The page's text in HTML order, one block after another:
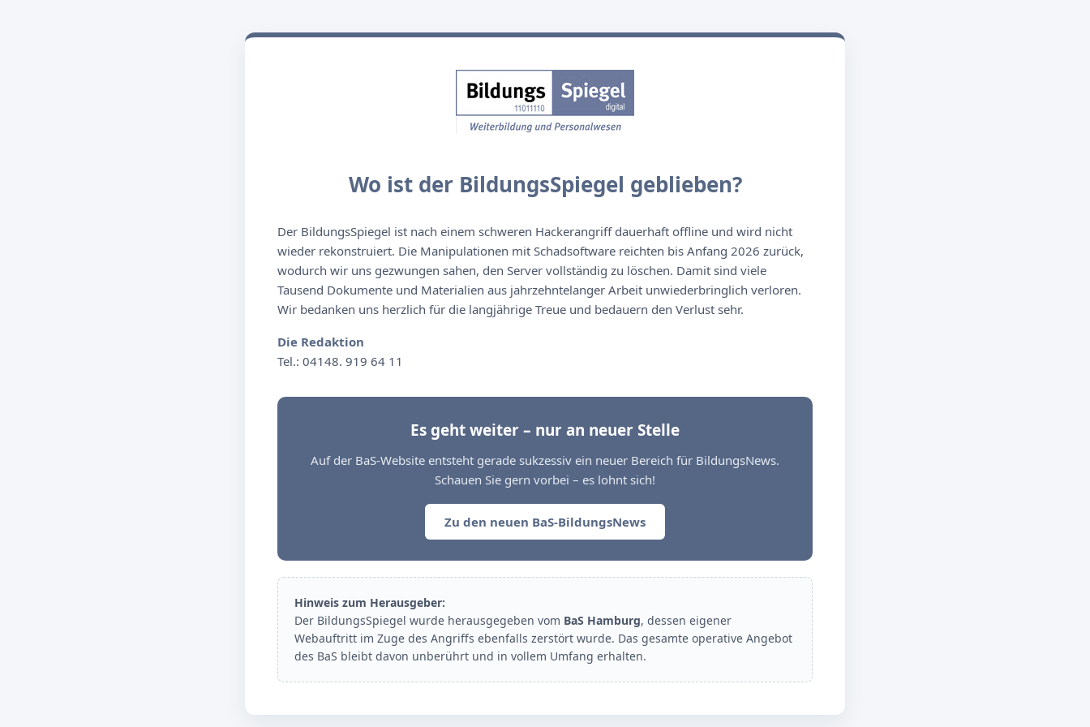
Wo ist der BildungsSpiegel geblieben?
Der BildungsSpiegel ist nach einem schweren Hackerangriff dauerhaft offline und wird nicht
wieder rekonstruiert. Die Manipulationen mit Schadsoftware reichten bis Anfang 2026 zurück,
wodurch wir uns gezwungen sahen, den Server vollständig zu löschen. Damit sind viele
Tausend Dokumente und Materialien aus jahrzehntelanger Arbeit unwiederbringlich verloren.
Wir bedanken uns herzlich für die langjährige Treue und bedauern den Verlust sehr.
Die Redaktion
Tel.: 04148. 919 64 11
Es geht weiter – nur an neuer Stelle
Auf der BaS-Website entsteht gerade sukzessiv ein neuer Bereich für BildungsNews.
Schauen Sie gern vorbei – es lohnt sich!
Zu den neuen BaS-BildungsNews
Hinweis zum Herausgeber:
Der BildungsSpiegel wurde herausgegeben vom BaS Hamburg, dessen eigener
Webauftritt im Zuge des Angriffs ebenfalls zerstört wurde. Das gesamte operative Angebot
des BaS bleibt davon unberührt und in vollem Umfang erhalten.